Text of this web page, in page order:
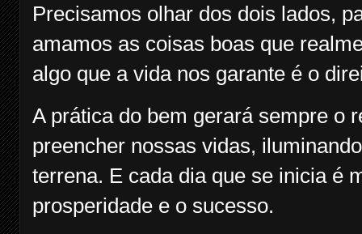
Precisamos olhar dos dois lados,
amamos as coisas boas que
algo que a vida nos garante é o
A prática do bem gerará sempre o
preencher nossas vidas,
terrena. E cada dia que se inicia é
prosperidade e o sucesso.